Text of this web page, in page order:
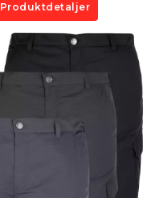
Produktdetaljer